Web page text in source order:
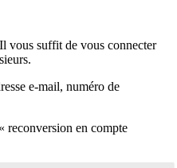
vous suffit de vous connecter
e-mail, numéro de
reconversion en compte